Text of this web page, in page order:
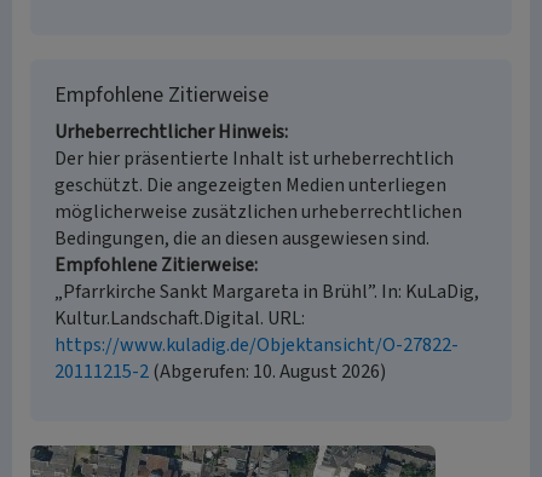
Empfohlene Zitierweise
Urheberrechtlicher Hinweis
Der hier präsentierte Inhalt ist urheberrechtlich
geschützt. Die angezeigten Medien unterliegen
möglicherweise zusätzlichen urheberrechtlichen
Bedingungen, die an diesen ausgewiesen sind.
Empfohlene Zitierweise
„Pfarrkirche Sankt Margareta in Brühl”. In: KuLaDig,
Kultur.Landschaft.Digital. URL:
https://www.kuladig.de/Objektansicht/O-27822-
20111215-2(Abgerufen: 10. August 2026)